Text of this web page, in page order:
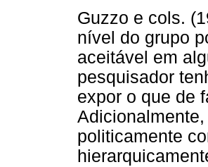
Guzzo e cols.
nível do grupo
aceitável em
pesquisador
expor o que de
politicamente